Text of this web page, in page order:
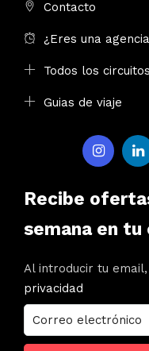
Contacto
¿Eres una
Todos los circuitos
Guias de viaje
Recibe
semana en tu
Al introducir tu
privacidad